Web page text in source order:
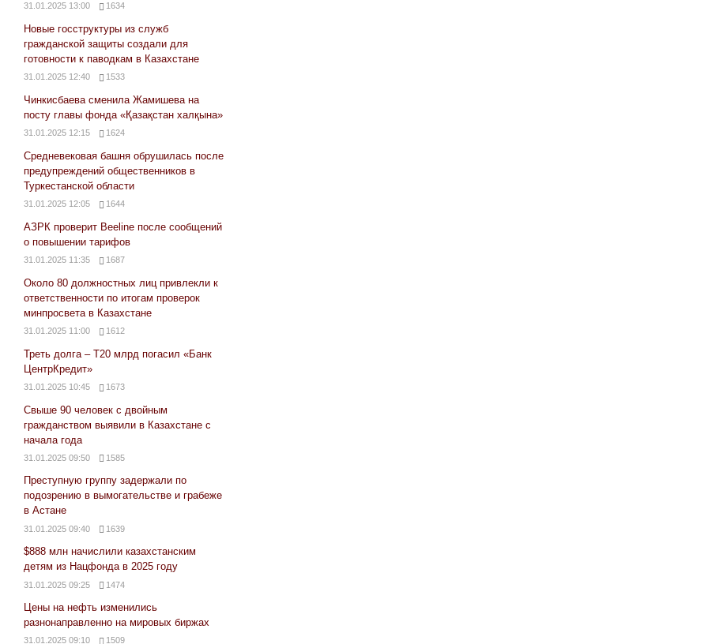
31.01.2025 13:00 1634
Новые госструктуры из служб
гражданской защиты создали для
готовности к паводкам в Казахстане
31.01.2025 12:40 1533
Чинкисбаева сменила Жамишева на
посту главы фонда «Қазақстан халқына»
31.01.2025 12:15 1624
Средневековая башня обрушилась после
предупреждений общественников в
Туркестанской области
31.01.2025 12:05 1644
АЗРК проверит Beeline после сообщений
о повышении тарифов
31.01.2025 11:35 1687
Около 80 должностных лиц привлекли к
ответственности по итогам проверок
минпросвета в Казахстане
31.01.2025 11:00 1612
Треть долга – Т20 млрд погасил «Банк
ЦентрКредит»
31.01.2025 10:45 1673
Свыше 90 человек с двойным
гражданством выявили в Казахстане с
начала года
31.01.2025 09:50 1585
Преступную группу задержали по
подозрению в вымогательстве и грабеже
в Астане
31.01.2025 09:40 1639
$888 млн начислили казахстанским
детям из Нацфонда в 2025 году
31.01.2025 09:25 1474
Цены на нефть изменились
разнонаправленно на мировых биржах
31.01.2025 09:10 1509